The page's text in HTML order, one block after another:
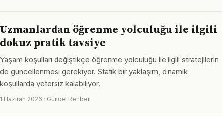
Uzmanlardan öğrenme yolculuğu ile ilgili
dokuz pratik tavsiye
Yaşam koşulları değiştikçe öğrenme yolculuğu ile ilgili stratejilerin
de güncellenmesi gerekiyor. Statik bir yaklaşım, dinamik
koşullarda yetersiz kalabiliyor.
1 Haziran 2026 · Güncel Rehber